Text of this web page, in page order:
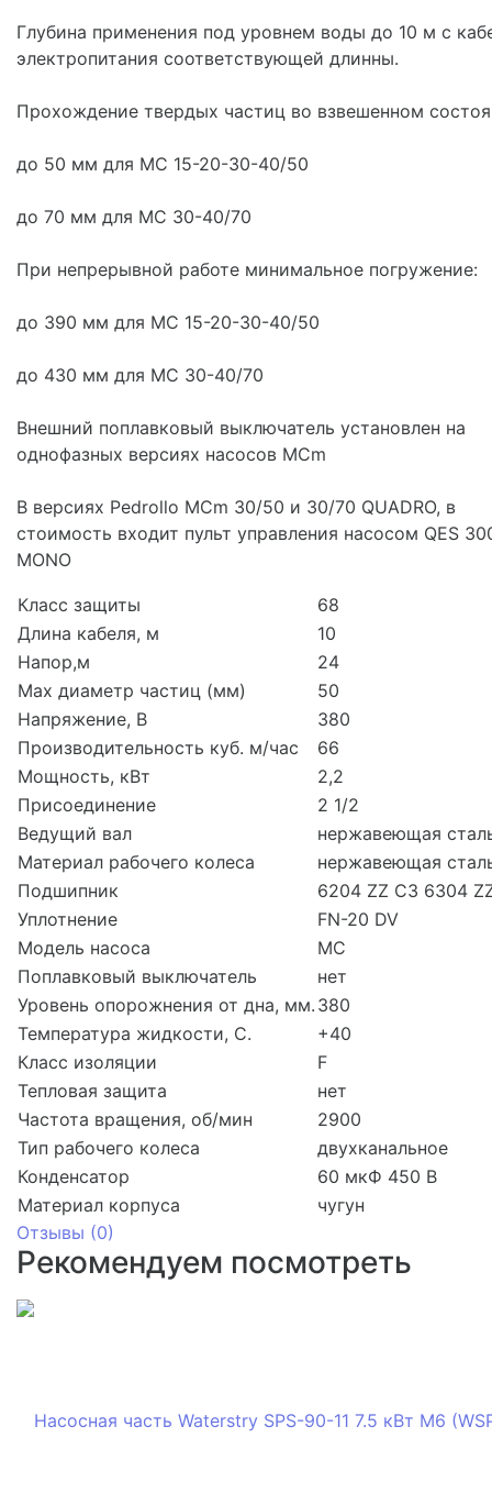
Глубина применения под уровнем воды до 10 м с
электропитания соответствующей длинны.
Прохождение твердых частиц во взвешенном
до 50 мм для MC 15-20-30-40/50
до 70 мм для MC 30-40/70
При непрерывной работе минимальное погружение:
до 390 мм для MC 15-20-30-40/50
до 430 мм для MC 30-40/70
Внешний поплавковый выключатель установлен на
однофазных версиях насосов MCm
В версиях Pedrollo MCm 30/50 и 30/70 QUADRO, в
стоимость входит пульт управления насосом QES
MONO
Класс защиты
68
Длина кабеля, м
10
Напор,м
24
Мах диаметр частиц (мм)
50
Напряжение, В
380
Производительность куб. м/час
66
Мощность, кВт
2,2
Присоединение
2 1/2
Ведущий вал
нержавеющая
Материал рабочего колеса
нержавеющая
Подшипник
6204 ZZ С3 6304
Уплотнение
FN-20 DV
Модель насоса
MC
Поплавковый выключатель
нет
Уровень опорожнения от дна, мм. 380
Температура жидкости, С.
+40
Класс изоляции
F
Тепловая защита
нет
Частота вращения, об/мин
2900
Тип рабочего колеса
двухканальное
Конденсатор
60 мкФ 450 В
Материал корпуса
чугун
Отзывы (0)
Рекомендуем посмотреть